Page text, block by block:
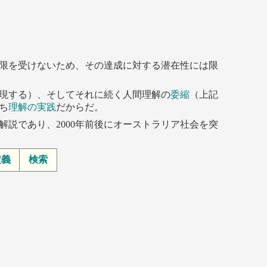
を受けないため、その達成に対する潜在性には限
する）、そしてそれに続く人間理解の委縮 （上記
理解の実践だからだ。
説であり、2000年前後にオーストラリア社会を突
検索